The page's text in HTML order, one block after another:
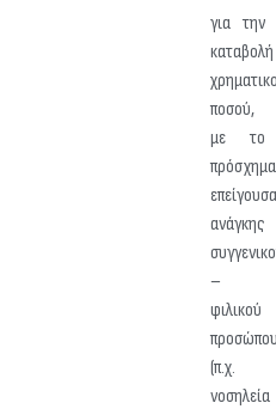
για την
καταβολή
ποσού,
με το
πρόσχημα
ανάγκης
–
φιλικού
προσώπου
(π.χ.
νοσηλεία